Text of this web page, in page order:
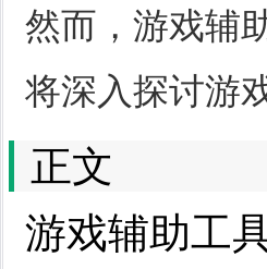
然而，游戏辅
将深入探讨游
正文
游戏辅助工